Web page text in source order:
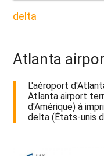
delta
Atlanta
L'aéroport
Atlanta airport
d'Amérique) à
delta (États-unis